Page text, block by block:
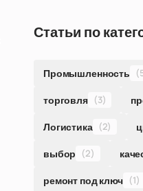
Статьи по
Промышленность
торговля (3)
Логистика (2)
выбор (2)
ремонт под ключ (1)